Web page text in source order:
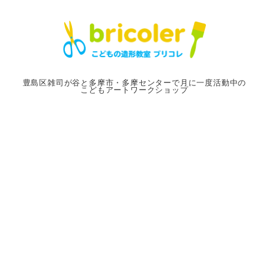
豊島区雑司が谷と多摩市・多摩センターで月に一度活動中の
こどもアートワークショップ